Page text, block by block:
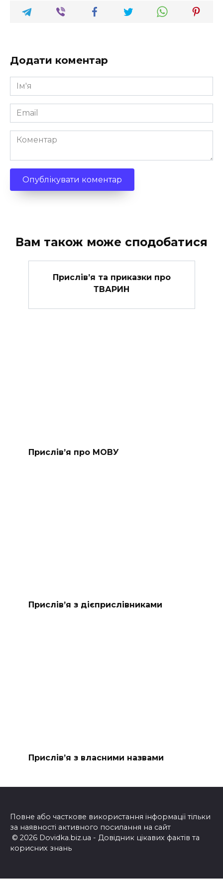
Додати коментар
Ім'я
*
Email
*
Коментар
Вам також може сподобатися
Прислів’я та приказки про
ТВАРИН
Прислів’я про МОВУ
Прислів’я з дієприслівниками
Прислів’я з власними назвами
Повне або часткове використання інформації тільки
за наявності активного посилання на сайт
© 2026 Dovidka.biz.ua - Довідник цікавих фактів та
корисних знань